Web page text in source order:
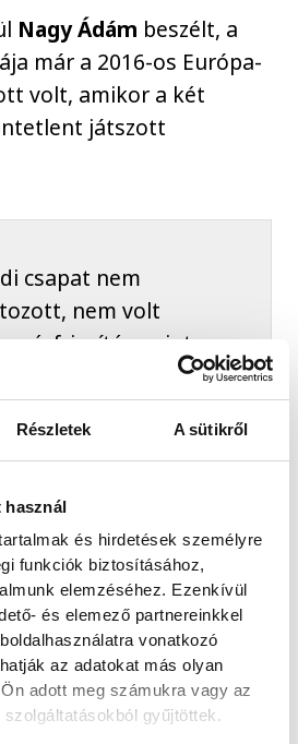
Részletek A sütikről
használ
és hirdetések személyre
funkciók biztosításához,
elemzéséhez. Ezenkívül
és elemező partnereinkkel
vonatkozó
az adatokat más olyan
adott meg számukra vagy az
gyűjtöttek.
Nagy Ádám beszélt, a
már a 2016-os Európa-
volt, amikor a két
játszott
csapat nem
nem volt
vérfrissítés, mint
visz véghez a
Persze ez nem
hiszen eljutottak
kell őket
A Nemzetek
A divízióban
a csütörtöki meccs
méltó